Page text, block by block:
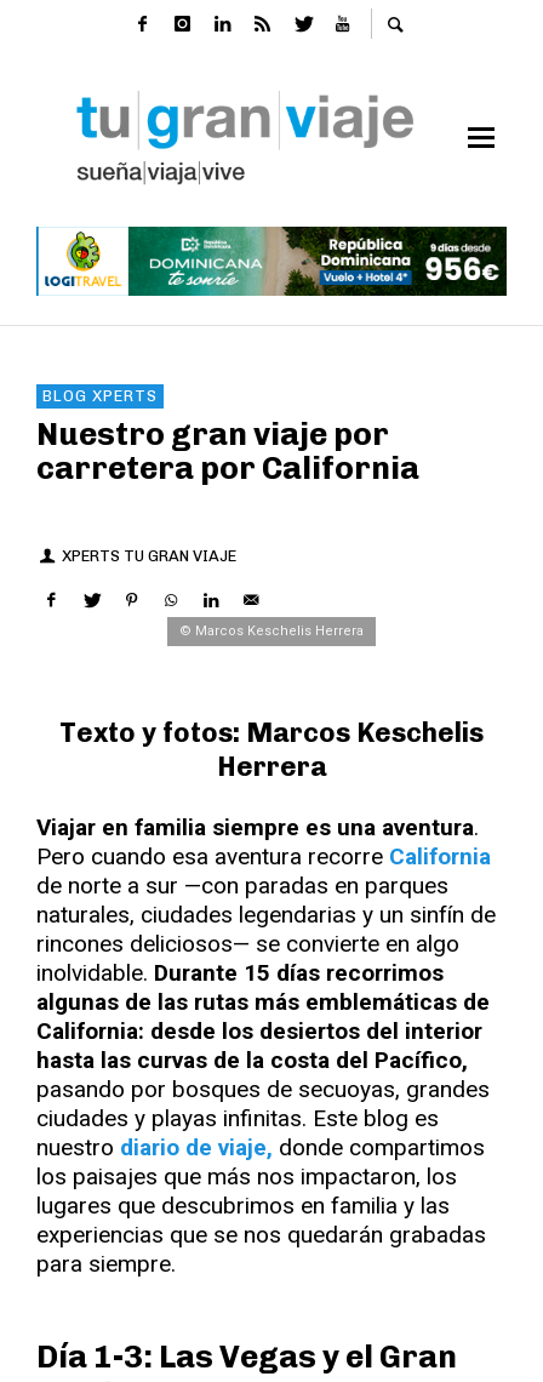
BLOG XPERTS
Nuestro gran viaje por
carretera por California
XPERTS TU GRAN VIAJE
© Marcos Keschelis Herrera
Texto y fotos: Marcos Keschelis
Herrera
Viajar en familia siempre es una aventura.
Pero cuando esa aventura recorre California
de norte a sur —con paradas en parques
naturales, ciudades legendarias y un sinfín de
rincones deliciosos— se convierte en algo
inolvidable. Durante 15 días recorrimos
algunas de las rutas más emblemáticas de
California: desde los desiertos del interior
hasta las curvas de la costa del Pacífico,
pasando por bosques de secuoyas, grandes
ciudades y playas infinitas. Este blog es
nuestro diario de viaje, donde compartimos
los paisajes que más nos impactaron, los
lugares que descubrimos en familia y las
experiencias que se nos quedarán grabadas
para siempre.
Día 1-3: Las Vegas y el Gran